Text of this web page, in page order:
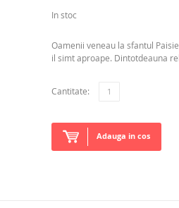
In stoc
Oamenii veneau la sfantul
il simt aproape. Dintotdeauna
Cantitate:
Adauga in cos